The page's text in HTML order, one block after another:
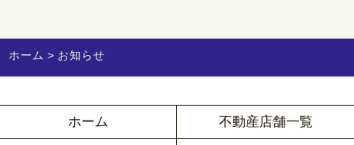
ホーム お知らせ
ホーム 不動産店舗一覧